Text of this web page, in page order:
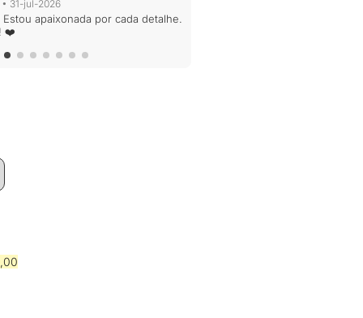
• 31-jul-2026
apaixonada por cada detalhe.
❤️
é: